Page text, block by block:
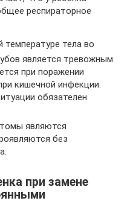
респираторное
тела во
является тревожным
при поражении
кишечной инфекции.
обязателен.
являются
без
при замене